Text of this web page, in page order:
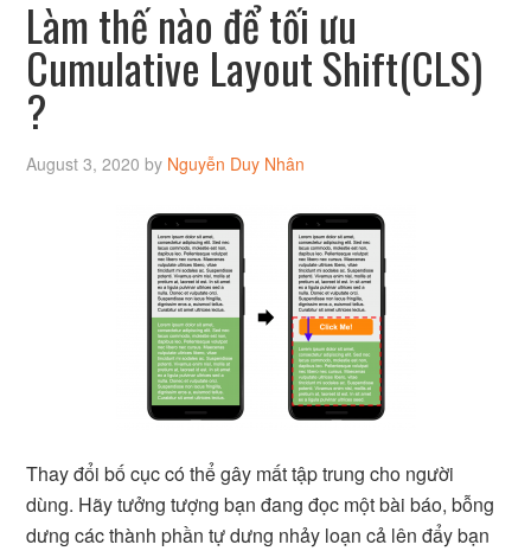
Làm thế nào để tối ưu
Cumulative Layout Shift(CLS)
?
August 3, 2020 by Nguyễn Duy Nhân
Thay đổi bố cục có thể gây mất tập trung cho người
dùng. Hãy tưởng tượng bạn đang đọc một bài báo, bỗng
dưng các thành phần tự dưng nhảy loạn cả lên đẩy bạn